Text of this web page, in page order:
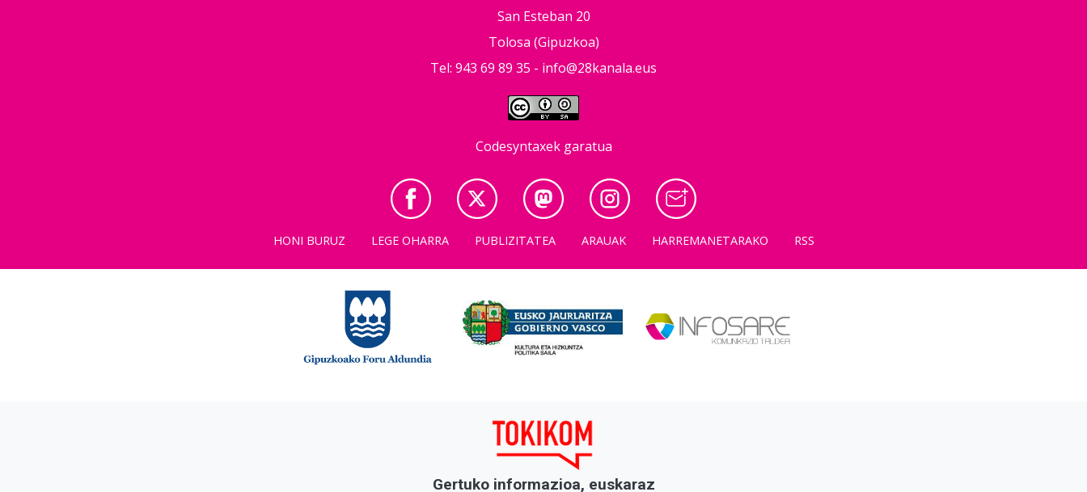
San Esteban 20
Tolosa (Gipuzkoa)
Tel: 943 69 89 35 - info@28kanala.eus
Codesyntaxek garatua
HONI BURUZ LEGE OHARRA PUBLIZITATEA ARAUAK HARREMANETARAKO RSS
Gertuko informazioa, euskaraz